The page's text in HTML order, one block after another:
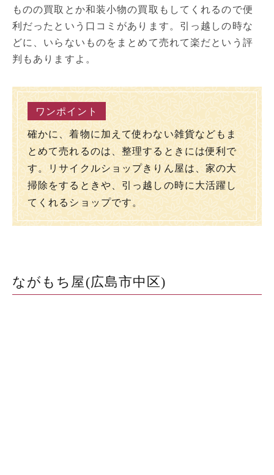
ものの買取とか和装小物の買取もしてくれるので便
利だったという口コミがあります。引っ越しの時な
どに、いらないものをまとめて売れて楽だという評
判もありますよ。
確かに、着物に加えて使わない雑貨などもま
とめて売れるのは、整理するときには便利で
す。リサイクルショップきりん屋は、家の大
掃除をするときや、引っ越しの時に大活躍し
てくれるショップです。
ながもち屋(広島市中区)